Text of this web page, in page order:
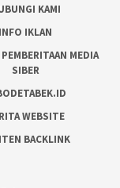
KAMI
INFO IKLAN
MEDIA
SIBER
WEBSITE
BACKLINK